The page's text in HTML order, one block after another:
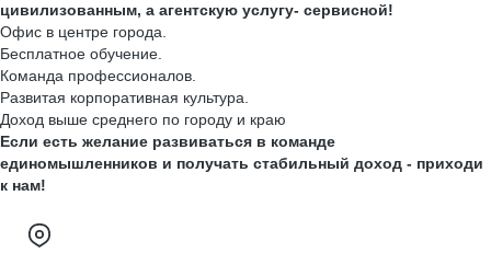
цивилизованным, а агентскую услугу- сервисной!
Офис в центре города.
Бесплатное обучение.
Команда профессионалов.
Развитая корпоративная культура.
Доход выше среднего по городу и краю
Если есть желание развиваться в команде
единомышленников и получать стабильный доход - приходи
к нам!